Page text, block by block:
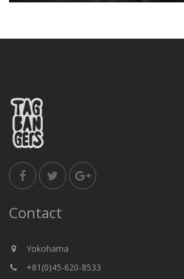
Contact
Yokohama
+81(0)45-620-8533